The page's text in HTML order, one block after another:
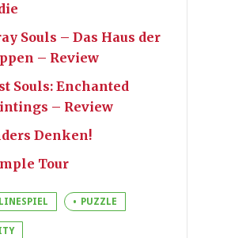
Souls – Das Haus der
– Review
Souls: Enchanted
– Review
Denken!
Tour
PUZZLE